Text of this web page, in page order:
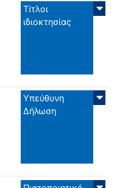
Τίτλοι
ιδιοκτησίας
Υπεύθυνη
Δήλωση